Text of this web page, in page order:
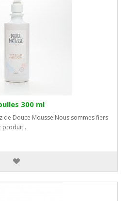
300 ml
de Douce Mousse!Nous sommes fiers
produit..